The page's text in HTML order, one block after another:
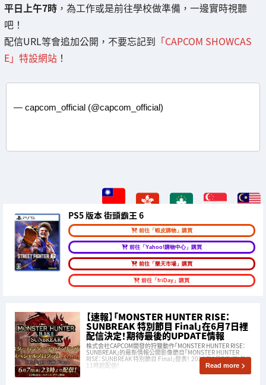
平日上午7時 ，為工作或是前往學校做準備，一邊實時視聽
吧！
配信URL等會追加公開，不要忘記到 「CAPCOM SHOWCAS
E」特設網站 ！
— capcom_official (@capcom_official)
PS5 版本 街頭霸王 6
前往「蝦皮購物」購買
前往「Yahoo!購物中心」購買
前往「樂天市場」購買
前往「friDay」購買
【速報】「MONSTER HUNTER RISE：
SUNBREAK 特別節目 Final」在6月7日裡
配信決定！期待最後的UPDATE情報
株式会社CAPCOM開發的狩獵動作「MONSTER HUNTER RISE：
SUNBREAK」的最新情報公開影像節目「MONSTER HUNTER
RISE：SUNBREAK 特別節目 Final」發表！ 2023年6月7日(三)午後
11時起配信！ Read more